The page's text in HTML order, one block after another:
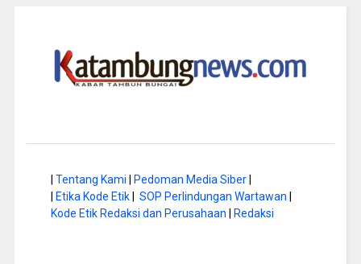
Tentang Kami Pedoman Media Siber|
Etika Kode Etik| SOP Perlindungan Wartawan
Kode Etik Redaksi dan Perusahaan
Redaksi